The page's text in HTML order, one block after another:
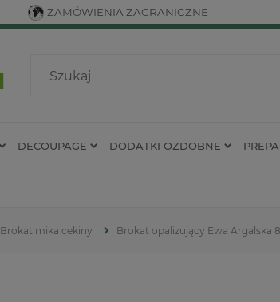
ZAMÓWIENIA ZAGRANICZNE
DECOUPAGE DODATKI OZDOBNE
Brokat mika cekiny Brokat opalizujący Ewa Argalska